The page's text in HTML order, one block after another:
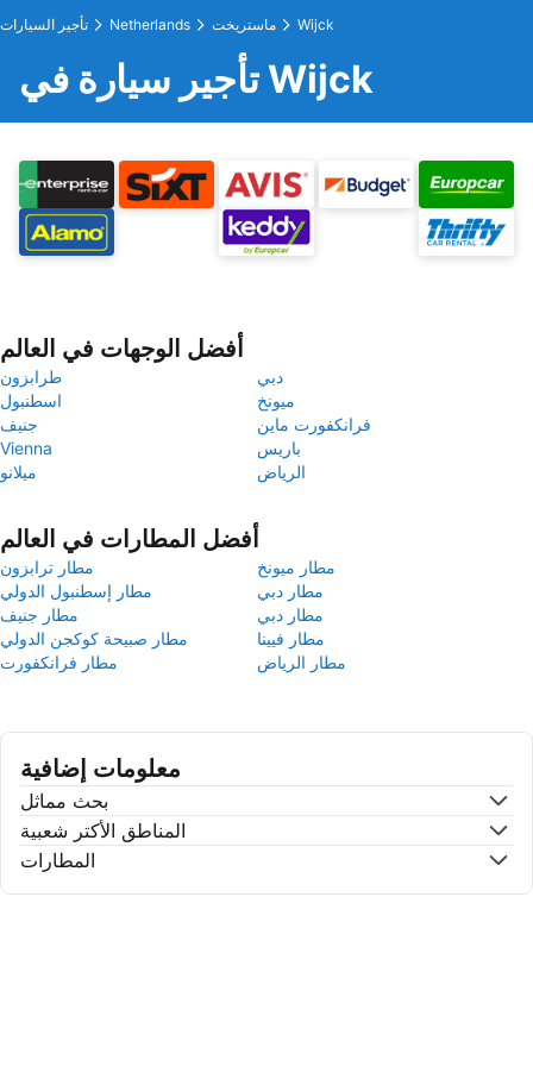
تأجير السيارات Netherlands ماستريخت Wijck
تأجير سيارة في Wijck
أفضل الوجهات في العالم
طرابزون
دبي
اسطنبول
ميونخ
جنيف
فرانكفورت ماين
Vienna
باريس
ميلانو
الرياض
أفضل المطارات في العالم
مطار ترابزون
مطار ميونخ
مطار إسطنبول الدولي
مطار دبي
مطار جنيف
مطار دبي
مطار صبيحة كوكجن الدولي
مطار فيينا
مطار فرانكفورت
مطار الرياض
معلومات إضافية
بحث مماثل
المناطق الأكتر شعبية
المطارات